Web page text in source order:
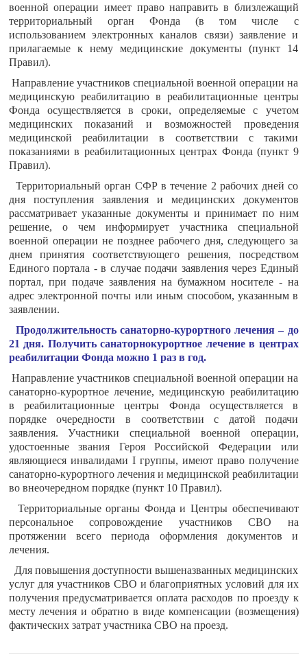
военной операции имеет право направить в близлежащий
территориальный орган Фонда (в том числе с
использованием электронных каналов связи) заявление и
прилагаемые к нему медицинские документы (пункт 14
Правил).
Направление участников специальной военной операции на
медицинскую реабилитацию в реабилитационные центры
Фонда осуществляется в сроки, определяемые с учетом
медицинских показаний и возможностей проведения
медицинской реабилитации в соответствии с такими
показаниями в реабилитационных центрах Фонда (пункт 9
Правил).
Территориальный орган СФР в течение 2 рабочих дней со
дня поступления заявления и медицинских документов
рассматривает указанные документы и принимает по ним
решение, о чем информирует участника специальной
военной операции не позднее рабочего дня, следующего за
днем принятия соответствующего решения, посредством
Единого портала - в случае подачи заявления через Единый
портал, при подаче заявления на бумажном носителе - на
адрес электронной почты или иным способом, указанным в
заявлении.
Продолжительность санаторно-курортного лечения – до
21 дня. Получить санаторнокурортное лечение в центрах
реабилитации Фонда можно 1 раз в год.
Направление участников специальной военной операции на
санаторно-курортное лечение, медицинскую реабилитацию
в реабилитационные центры Фонда осуществляется в
порядке очередности в соответствии с датой подачи
заявления. Участники специальной военной операции,
удостоенные звания Героя Российской Федерации или
являющиеся инвалидами I группы, имеют право получение
санаторно-курортного лечения и медицинской реабилитации
во внеочередном порядке (пункт 10 Правил).
Территориальные органы Фонда и Центры обеспечивают
персональное сопровождение участников СВО на
протяжении всего периода оформления документов и
лечения.
Для повышения доступности вышеназванных медицинских
услуг для участников СВО и благоприятных условий для их
получения предусматривается оплата расходов по проезду к
месту лечения и обратно в виде компенсации (возмещения)
фактических затрат участника СВО на проезд.